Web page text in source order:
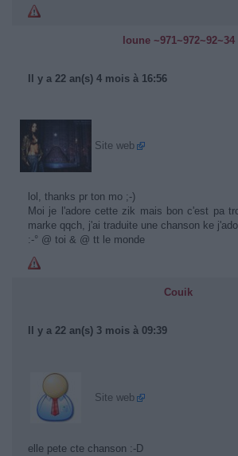
loune ~971~972~92~34
Il y a 22 an(s) 4 mois à 16:56
Site web
lol, thanks pr ton mo ;-)
Moi je l'adore cette zik mais bon c'est pa
marke qqch, j'ai traduite une chanson ke
:-° @ toi & @ tt le monde
Couik
Il y a 22 an(s) 3 mois à 09:39
Site web
elle pete cte chanson :-D